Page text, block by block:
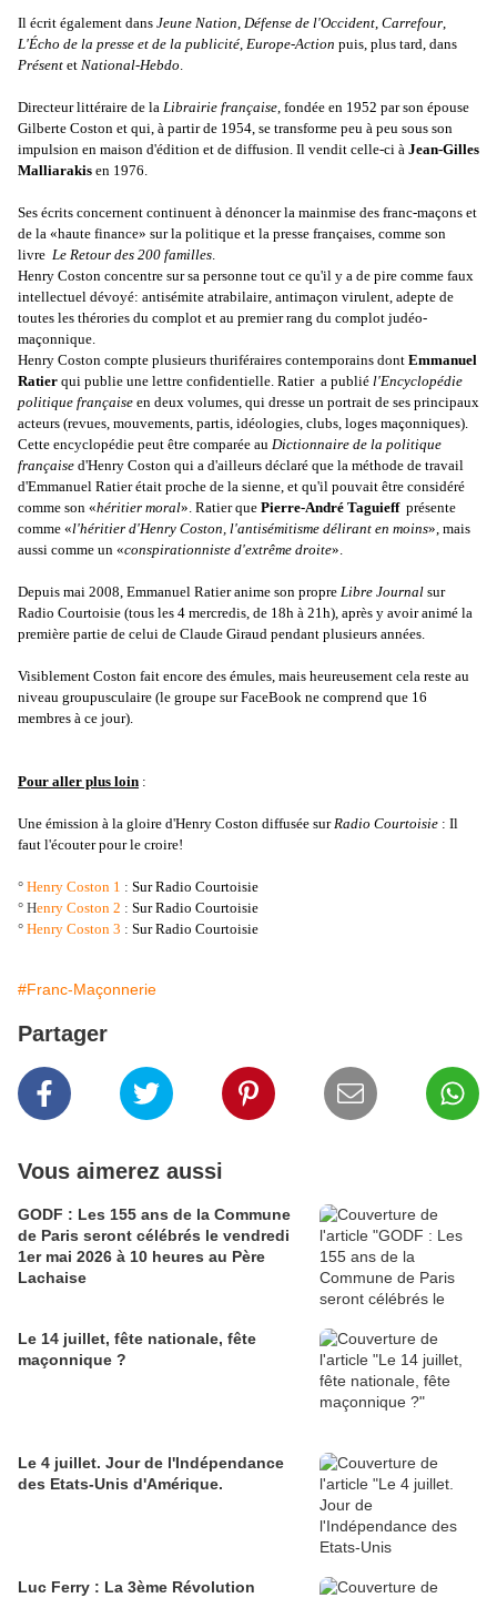
Il écrit également dans Jeune Nation, Défense de l'Occident, Carrefour,
L'Écho de la presse et de la publicité, Europe-Action puis, plus tard, dans
Présent et National-Hebdo.
Directeur littéraire de la Librairie française, fondée en 1952 par son épouse
Gilberte Coston et qui, à partir de 1954, se transforme peu à peu sous son
impulsion en maison d'édition et de diffusion. Il vendit celle-ci à Jean-Gilles
Malliarakis en 1976.
Ses écrits concernent continuent à dénoncer la mainmise des franc-maçons et
de la «haute finance» sur la politique et la presse françaises, comme son
livre Le Retour des 200 familles.
Henry Coston concentre sur sa personne tout ce qu'il y a de pire comme faux
intellectuel dévoyé: antisémite atrabilaire, antimaçon virulent, adepte de
toutes les thérories du complot et au premier rang du complot judéo-
maçonnique.
Henry Coston compte plusieurs thuriféraires contemporains dont Emmanuel
Ratier qui publie une lettre confidentielle. Ratier a publié l'Encyclopédie
politique française en deux volumes, qui dresse un portrait de ses principaux
acteurs (revues, mouvements, partis, idéologies, clubs, loges maçonniques).
Cette encyclopédie peut être comparée au Dictionnaire de la politique
française d'Henry Coston qui a d'ailleurs déclaré que la méthode de travail
d'Emmanuel Ratier était proche de la sienne, et qu'il pouvait être considéré
comme son «héritier moral». Ratier que Pierre-André Taguieffprésente
comme «l'héritier d'Henry Coston, l'antisémitisme délirant en moins», mais
aussi comme un «conspirationniste d'extrême droite».
Depuis mai 2008, Emmanuel Ratier anime son propre Libre Journal sur
Radio Courtoisie (tous les 4 mercredis, de 18h à 21h), après y avoir animé la
première partie de celui de Claude Giraud pendant plusieurs années.
Visiblement Coston fait encore des émules, mais heureusement cela reste au
niveau groupusculaire (le groupe sur FaceBook ne comprend que 16
membres à ce jour).
Pour aller plus loin :
Une émission à la gloire d'Henry Coston diffusée surRadio Courtoisie : Il
faut l'écouter pour le croire!
° Henry Coston 1 : Sur Radio Courtoisie
° Henry Coston 2 : Sur Radio Courtoisie
° Henry Coston 3 : Sur Radio Courtoisie
#Franc-Maçonnerie
Partager
Vous aimerez aussi
GODF : Les 155 ans de la Commune
de Paris seront célébrés le vendredi
1er mai 2026 à 10 heures au Père
Lachaise
Le 14 juillet, fête nationale, fête
maçonnique ?
Le 4 juillet. Jour de l'Indépendance
des Etats-Unis d'Amérique.
Luc Ferry : La 3ème Révolution